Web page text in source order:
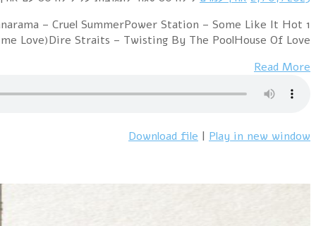
1 ABBA – Summer Night City [full length version]Sandra – In The Heat Of The NightBananarama – Cruel SummerPower Station – Some Like It Hotמני בגר – בוקר של חמסין – אורן עמרם רמיקס
2025Fun Boy